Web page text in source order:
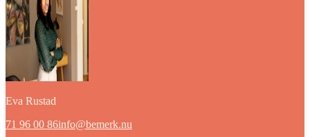
Eva Rustad
71 96 00 86info@bemerk.nu